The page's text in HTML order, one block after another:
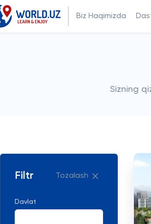
Biz Haqimizda
Sizning
Filtr Tozalash
Davlat